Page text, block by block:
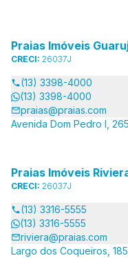
Praias Imóveis
CRECI: 26037J
(13) 3398-4000
(13) 3398-4000
praias@praias.com
Avenida Dom Pedro I,
Praias Imóveis
CRECI: 26037J
(13) 3316-5555
(13) 3316-5555
riviera@praias.com
Largo dos Coqueiros,